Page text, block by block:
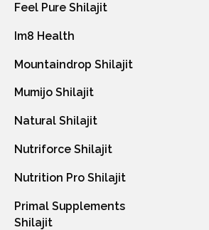
Feel Pure Shilajit
Im8 Health
Mountaindrop Shilajit
Mumijo Shilajit
Natural Shilajit
Nutriforce Shilajit
Nutrition Pro Shilajit
Primal Supplements
Shilajit